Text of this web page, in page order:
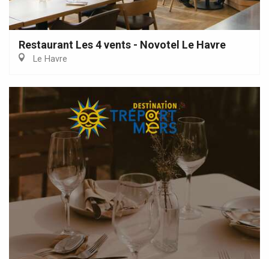
Restaurant Les 4 vents - Novotel Le Havre
Le Havre